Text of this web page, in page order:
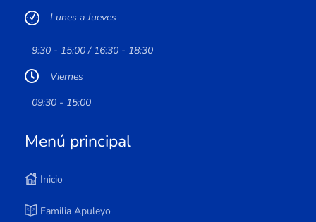
Lunes a Jueves
9:30 - 15:00 / 16:30 - 18:30
Viernes
09:30 - 15:00
Menú principal
Inicio
Familia Apuleyo